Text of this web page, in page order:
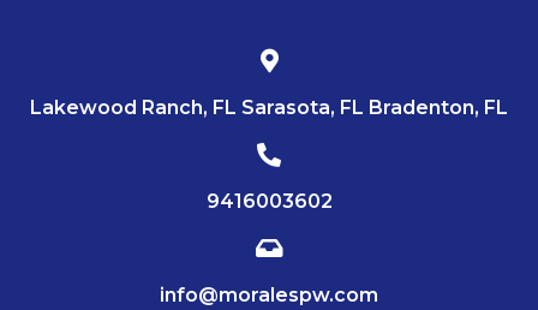
Lakewood Ranch, FL Sarasota, FL Bradenton, FL
9416003602
info@moralespw.com